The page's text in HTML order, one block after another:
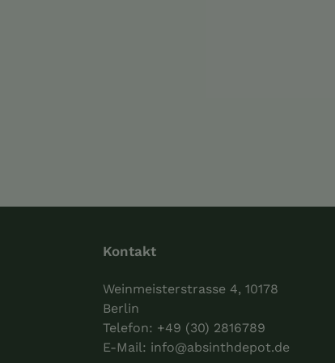
Kontakt
Weinmeisterstrasse 4, 10178
Berlin
Telefon: +49 (30) 2816789
E-Mail: info@absinthdepot.de